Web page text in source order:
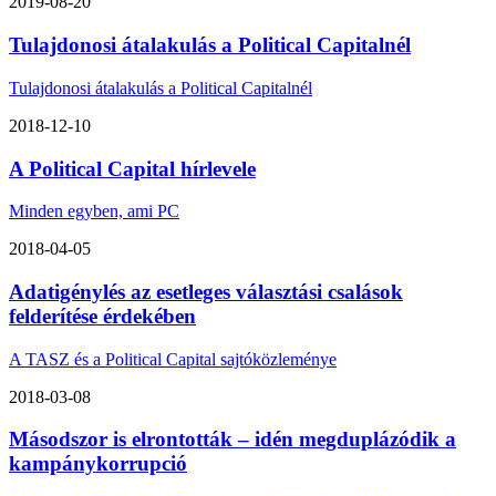
Tulajdonosi átalakulás a Political Capitalnél
Tulajdonosi átalakulás a Political Capitalnél
2018-12-10
A Political Capital hírlevele
Minden egyben, ami PC
2018-04-05
Adatigénylés az esetleges választási csalások
felderítése érdekében
A TASZ és a Political Capital sajtóközleménye
2018-03-08
Másodszor is elrontották – idén megduplázódik a
kampánykorrupció